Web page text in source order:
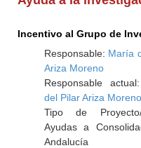
Incentivo al Grupo de
Responsable: María
Ariza Moreno
Responsable actual:
del Pilar Ariza Moreno
Tipo de Proyecto/
Ayudas a
Andalucía